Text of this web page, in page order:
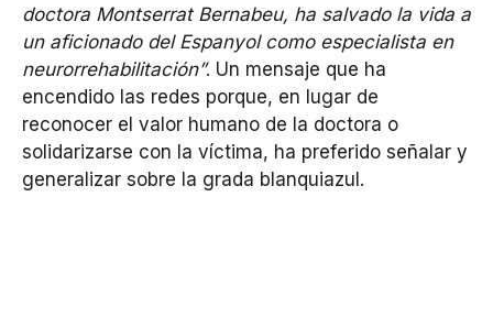
doctora Montserrat Bernabeu, ha salvado la vida a
un aficionado del Espanyol como especialista en
neurorrehabilitación”. Un mensaje que ha
encendido las redes porque, en lugar de
reconocer el valor humano de la doctora o
solidarizarse con la víctima, ha preferido señalar y
generalizar sobre la grada blanquiazul.